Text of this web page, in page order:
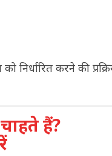
निर्धारित करने की
हैं?